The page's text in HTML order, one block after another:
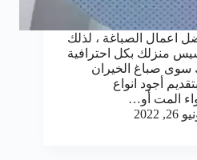
اعمال الصباغة ، لذلك
منزلك بكل احترافية
سوى صباغ الخيران
أجود انواع
المت أو…
26, 2022